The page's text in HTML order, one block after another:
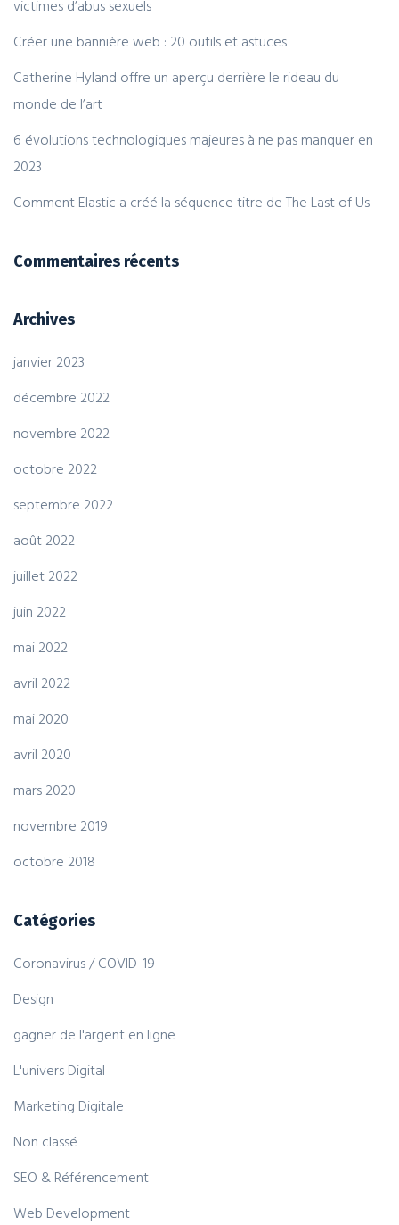
victimes d’abus sexuels
Créer une bannière web : 20 outils et astuces
Catherine Hyland offre un aperçu derrière le rideau du
monde de l’art
6 évolutions technologiques majeures à ne pas manquer en
2023
Comment Elastic a créé la séquence titre de The Last of Us
Commentaires récents
Archives
janvier 2023
décembre 2022
novembre 2022
octobre 2022
septembre 2022
août 2022
juillet 2022
juin 2022
mai 2022
avril 2022
mai 2020
avril 2020
mars 2020
novembre 2019
octobre 2018
Catégories
Coronavirus / COVID-19
Design
gagner de l'argent en ligne
L'univers Digital
Marketing Digitale
Non classé
SEO & Référencement
Web Development